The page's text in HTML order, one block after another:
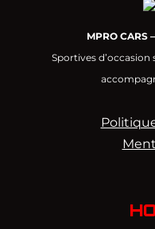
MPRO CARS
Sportives